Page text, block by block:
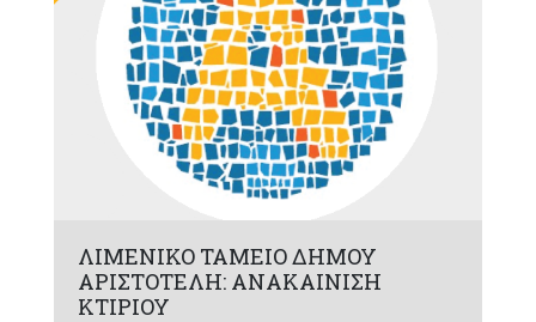
ΛΙΜΕΝΙΚΟ ΤΑΜΕΙΟ ΔΗΜΟΥ
ΑΡΙΣΤΟΤΕΛΗ: ΑΝΑΚΑΙΝΙΣΗ
ΚΤΙΡΙΟΥ